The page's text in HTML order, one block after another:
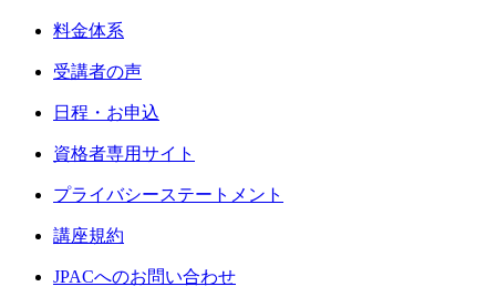
料金体系
受講者の声
日程・お申込
資格者専用サイト
プライバシーステートメント
講座規約
JPACへのお問い合わせ